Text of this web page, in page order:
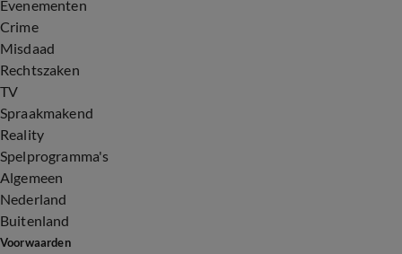
Evenementen
Crime
Misdaad
Rechtszaken
TV
Spraakmakend
Reality
Spelprogramma's
Algemeen
Nederland
Buitenland
Voorwaarden